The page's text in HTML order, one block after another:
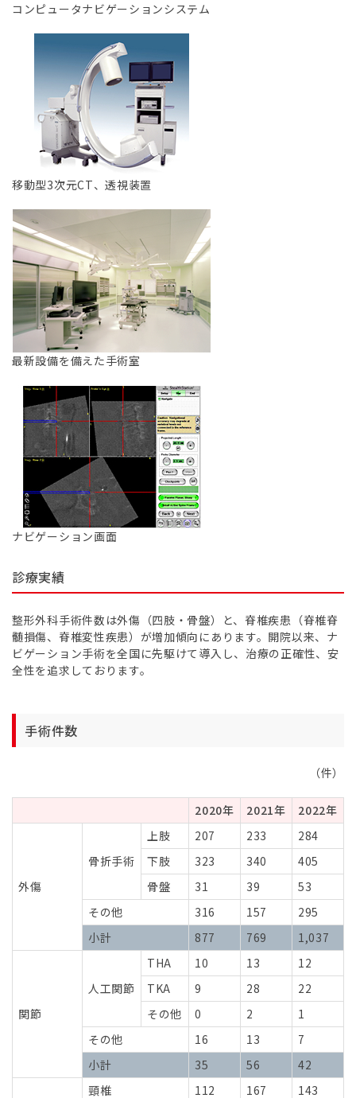
コンピュータナビゲーションシステム
移動型3次元CT、透視装置
最新設備を備えた手術室
ナビゲーション画面
診療実績
整形外科手術件数は外傷（四肢・骨盤）と、脊椎疾患（脊椎脊
髄損傷、脊椎変性疾患）が増加傾向にあります。開院以来、ナ
ビゲーション手術を全国に先駆けて導入し、治療の正確性、安
全性を追求しております。
手術件数
（件）
2020年 2021年 2022年
外傷
骨折手術
上肢 207 233
284
下肢
323 340
405
骨盤
31 39
53
その他
316 157
295
小計
877 769 1,037
関節
人工関節
THA 10 13
12
TKA
9 28
22
その他
0 2
1
その他
16 13
7
小計
35 56
42
頸椎
112 167 143